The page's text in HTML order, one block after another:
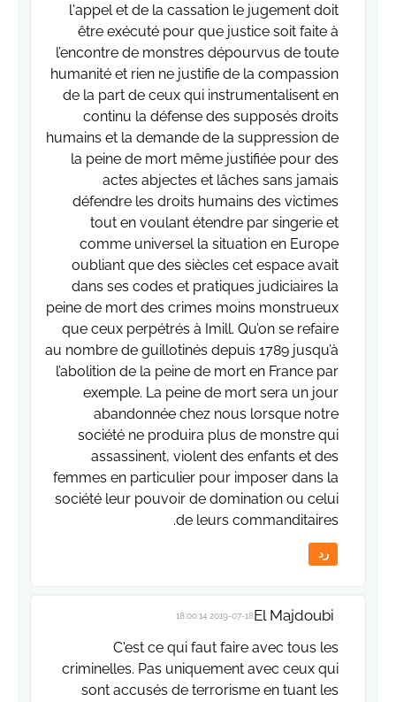
l'appel et de la cassation le jugement doit
être exécuté pour que justice soit faite à
l’encontre de monstres dépourvus de toute
humanité et rien ne justifie de la compassion
de la part de ceux qui instrumentalisent en
continu la défense des supposés droits
humains et la demande de la suppression de
la peine de mort même justifiée pour des
actes abjectes et lâches sans jamais
défendre les droits humains des victimes
tout en voulant étendre par singerie et
comme universel la situation en Europe
oubliant que des siècles cet espace avait
dans ses codes et pratiques judiciaires la
peine de mort des crimes moins monstrueux
que ceux perpétrés à Imill. Qu’on se refaire
au nombre de guillotinés depuis 1789 jusqu’à
l’abolition de la peine de mort en France par
exemple. La peine de mort sera un jour
abandonnée chez nous lorsque notre
société ne produira plus de monstre qui
assassinent, violent des enfants et des
femmes en particulier pour imposer dans la
société leur pouvoir de domination ou celui
de leurs commanditaires.
رد
El Majdoubi
2019-07-18 18:00:14
C'est ce qui faut faire avec tous les
criminelles. Pas uniquement avec ceux qui
sont accusés de terrorisme en tuant les